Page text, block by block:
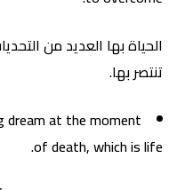
الحياة بها العديد من
تنتصر بها.
dream at the moment
of death, which is life.